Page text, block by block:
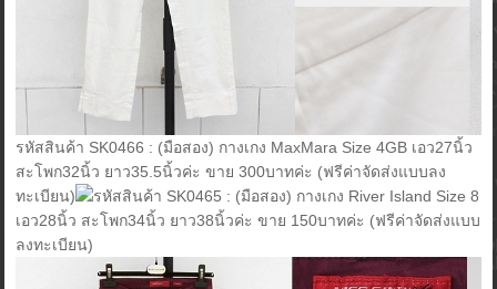
รหัสสินค้า SK0466 : (มือสอง) กางเกง MaxMara Size 4GB เอว27นิ้ว
สะโพก32นิ้ว ยาว35.5นิ้วค่ะ ขาย 300บาทค่ะ (ฟรีค่าจัดส่งแบบลง
ทะเบียน)
รหัสสินค้า SK0465 : (มือสอง) กางเกง River Island Size 8
เอว28นิ้ว สะโพก34นิ้ว ยาว38นิ้วค่ะ ขาย 150บาทค่ะ (ฟรีค่าจัดส่งแบบ
ลงทะเบียน)